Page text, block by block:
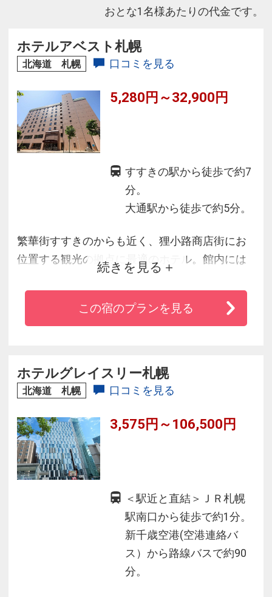
おとな1名様あたりの代金です。
ホテルアベスト札幌
北海道 札幌 口コミを見る
5,280円～32,900円
すすきの駅から徒歩で約7
分。
大通駅から徒歩で約5分。
繁華街すすきのからも近く、狸小路商店街にお
位置する観光の拠点に最適のホテル。館内には
24時間営業のコンビニが併設されていて、ちょ
っとしたお買い物にも事欠きません。ビジネス
のお客様からファミリーまでご満足いただける
続きを見る
この宿のプランを見る
ホテルグレイスリー札幌
北海道 札幌 口コミを見る
3,575円～106,500円
＜駅近と直結＞ＪＲ札幌
駅南口から徒歩で約1分。
新千歳空港(空港連絡バ
ス）から路線バスで約90
分。